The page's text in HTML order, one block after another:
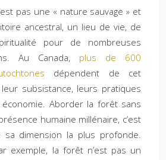
pas une « nature sauvage » et
ancestral, un lieu de vie, de
pour de nombreuses
Au Canada, plus de 600
dépendent de cet
subsistance, leurs pratiques
Aborder la forêt sans
humaine millénaire, c’est
dimension la plus profonde.
exemple, la forêt n’est pas un